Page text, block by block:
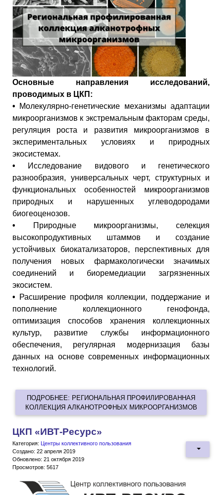
Основные направления исследований,
проводимых в ЦКП:
• Молекулярно-генетические механизмы адаптации
микроорганизмов к экстремальным факторам среды,
регуляция роста и развития микроорганизмов в
экспериментальных условиях и природных
экосистемах.
•
Исследование видового и генетического
разнообразия, универсальных черт, структурных и
функциональных особенностей микроорганизмов
природных и нарушенных углеводородами
биогеоценозов.
•
Природные микроорганизмы, селекция
высокопродуктивных штаммов и создание
устойчивых биокатализаторов, перспективных для
получения новых фармакологически значимых
соединений и биоремедиации загрязненных
экосистем.
•
Расширение профиля коллекции, поддержание и
пополнение коллекционного генофонда,
оптимизация способов хранения коллекционных
культур, развитие службы информационного
обеспечения, регулярная модернизация базы
данных на основе современных информационных
технологий.
ПОДРОБНЕЕ: РЕГИОНАЛЬНАЯ ПРОФИЛИРОВАННАЯ
КОЛЛЕКЦИЯ АЛКАНОТРОФНЫХ МИКРООРГАНИЗМОВ
ЦКП «ИВТ-Ресурс»
Категория:
Центры коллективного пользования
Создано: 22 апреля 2019
Обновлено: 21 октября 2019
Просмотров: 5617